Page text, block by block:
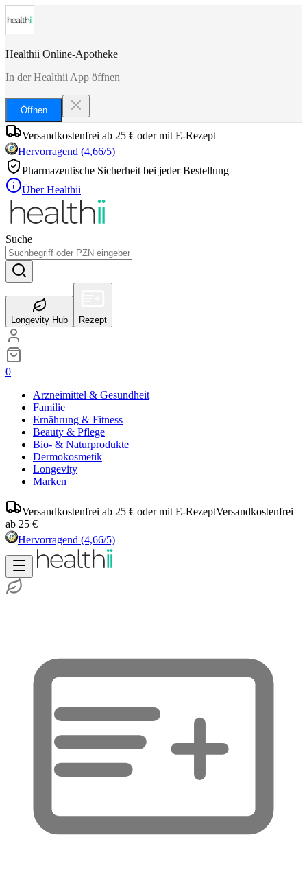
Healthii Online-Apotheke
In der Healthii App öffnen
Öffnen
Versandkostenfrei ab 25 € oder mit E-Rezept
Hervorragend (4,66/5)
Pharmazeutische Sicherheit bei jeder Bestellung
Über Healthii
Suche
Longevity Hub Rezept
0
Arzneimittel & Gesundheit
Familie
Ernährung & Fitness
Beauty & Pflege
Bio- & Naturprodukte
Dermokosmetik
Longevity
Marken
Versandkostenfrei ab 25 € oder mit E-RezeptVersandkostenfrei
ab 25 €
Hervorragend (4,66/5)